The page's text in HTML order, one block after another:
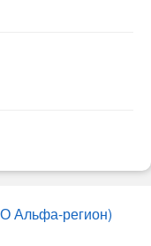
лицевой области.
Альфа-регион)